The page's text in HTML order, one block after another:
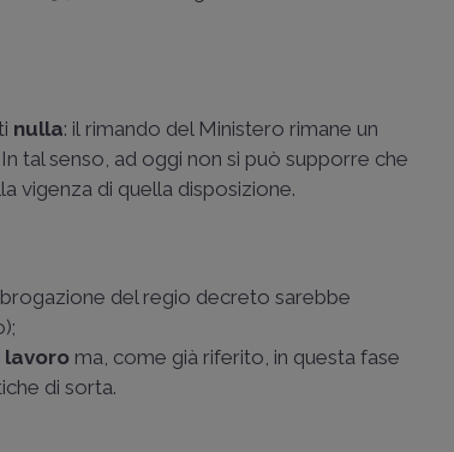
nulla: il rimando del Ministero rimane un
tal senso, ad oggi non si può supporre che
vigenza di quella disposizione.
del regio decreto sarebbe
ma, come già riferito, in questa fase
di sorta.